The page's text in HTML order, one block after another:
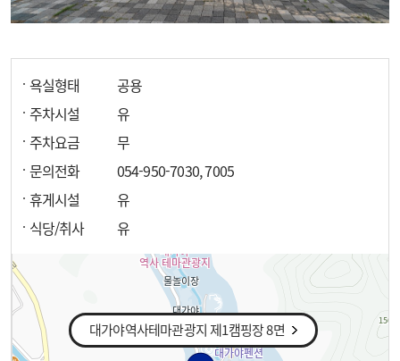
욕실형태
공용
주차시설
유
주차요금
무
문의전화
054-950-7030, 7005
휴게시설
유
식당/취사
유
대가야역사테마관광지 제1캠핑장 8면